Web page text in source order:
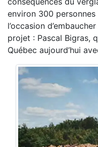
environ 300
l’occasion
projet : Pascal Bigras,
Québec aujourd’hui